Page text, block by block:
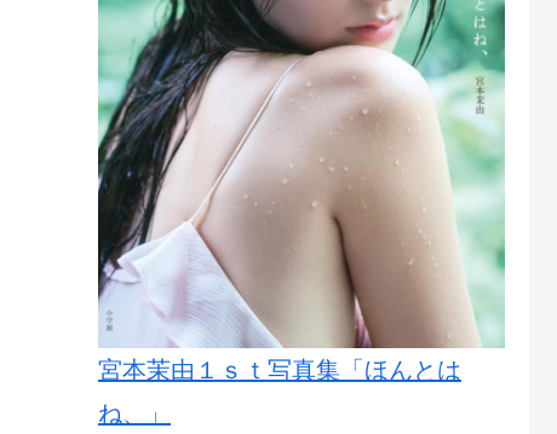
宮本茉由１ｓｔ写真集「ほんとは
ね、」